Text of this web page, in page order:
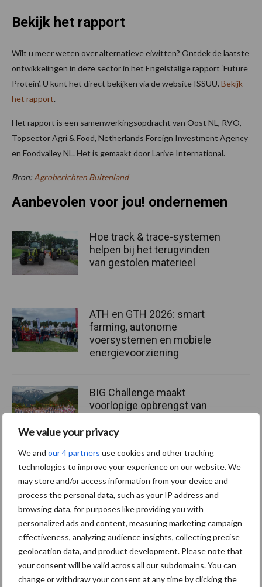
We value your privacy
We and our 4 partners use cookies and other tracking
technologies to improve your experience on our website. We
may store and/or access information from your device and
process the personal data, such as your IP address and
browsing data, for purposes like providing you with
personalized ads and content, measuring marketing campaign
effectiveness, analyzing audience insights, collecting precise
geolocation data, and product development. Please note that
your consent will be valid across all our subdomains. You can
change or withdraw your consent at any time by clicking the
Bekijk het rapport
Wilt u meer weten over alternatieve eiwitten? Ontdek de laatste
ontwikkelingen in deze sector in het Engelstalige rapport ‘Future
Protein’. U kunt het direct bekijken via de website ISSUU. Bekijk
het rapport.
Het rapport is een samenwerkingsopdracht van Oost NL, RVO,
Topsector Agri & Food, Netherlands Foreign Investment Agency
en Foodvalley NL. Het is gemaakt door Larive International.
Bron: Agroberichten Buitenland
Aanbevolen voor jou! ondernemen
Hoe track & trace-systemen
helpen bij het terugvinden
van gestolen materieel
ATH en GTH 2026: smart
farming, autonome
voersystemen en mobiele
energievoorziening
BIG Challenge maakt
voorlopige opbrengst van
bekend
Themapagina's
Machines Duurzaamheid